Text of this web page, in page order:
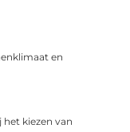
en
kiezen van